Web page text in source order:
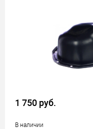
1 750 руб.
В наличии